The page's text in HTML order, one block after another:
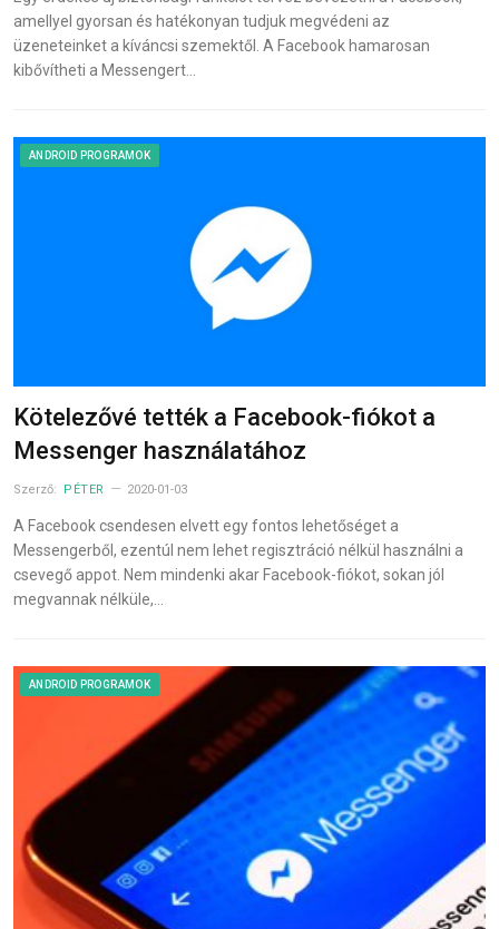
amellyel gyorsan és hatékonyan tudjuk megvédeni az
üzeneteinket a kíváncsi szemektől. A Facebook hamarosan
kibővítheti a Messengert…
ANDROID PROGRAMOK
Kötelezővé tették a Facebook-fiókot a
Messenger használatához
Szerző: PÉTER 2020-01-03
A Facebook csendesen elvett egy fontos lehetőséget a
Messengerből, ezentúl nem lehet regisztráció nélkül használni a
csevegő appot. Nem mindenki akar Facebook-fiókot, sokan jól
megvannak nélküle,…
ANDROID PROGRAMOK